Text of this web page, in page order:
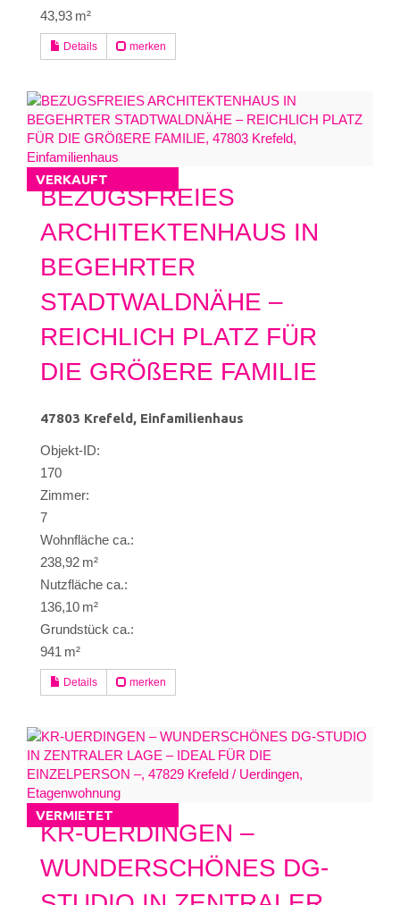
43,93 m²
Details merken
VERKAUFT
BEZUGSFREIES
ARCHITEKTENHAUS IN
BEGEHRTER
STADTWALDNÄHE –
REICHLICH PLATZ FÜR
DIE GRÖßERE FAMILIE
47803 Krefeld, Einfamilienhaus
Objekt-ID:
170
Zimmer:
7
Wohnfläche ca.:
238,92 m²
Nutzfläche ca.:
136,10 m²
Grund­stück ca.:
941 m²
Details merken
VERMIETET
KR-UERDINGEN –
WUNDERSCHÖNES DG-